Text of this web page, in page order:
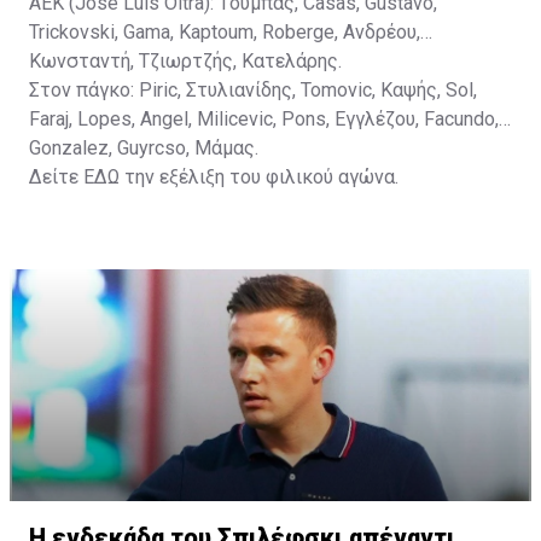
Trickovski, Gama, Κaptoum, Roberge, Aνδρέου,
Κωνσταντή, Τζιωρτζής, Κατελάρης.
Στον πάγκο: Piric, Στυλιανίδης, Tomovic, Καψής, Sol,
Faraj, Lopes, Angel, Milicevic, Pons, Εγγλέζου, Facundo,
Gonzalez, Guyrcso, Μάμας.
Δείτε ΕΔΩ την εξέλιξη του φιλικού αγώνα.